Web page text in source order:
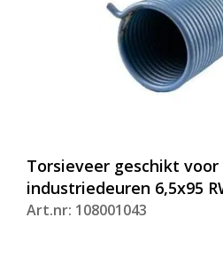
Torsieveer geschikt
industriedeuren 6,5x95
Art.nr: 108001043